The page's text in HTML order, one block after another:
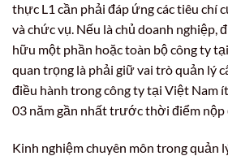
thực L1 cần phải đáp ứng các tiêu chí
và chức vụ. Nếu là chủ doanh nghiệp,
hữu một phần hoặc toàn bộ công ty
quan trọng là phải giữ vai trò quản lý
điều hành trong công ty tại Việt Nam
03 năm gần nhất trước thời điểm nộp
Kinh nghiệm chuyên môn trong quản